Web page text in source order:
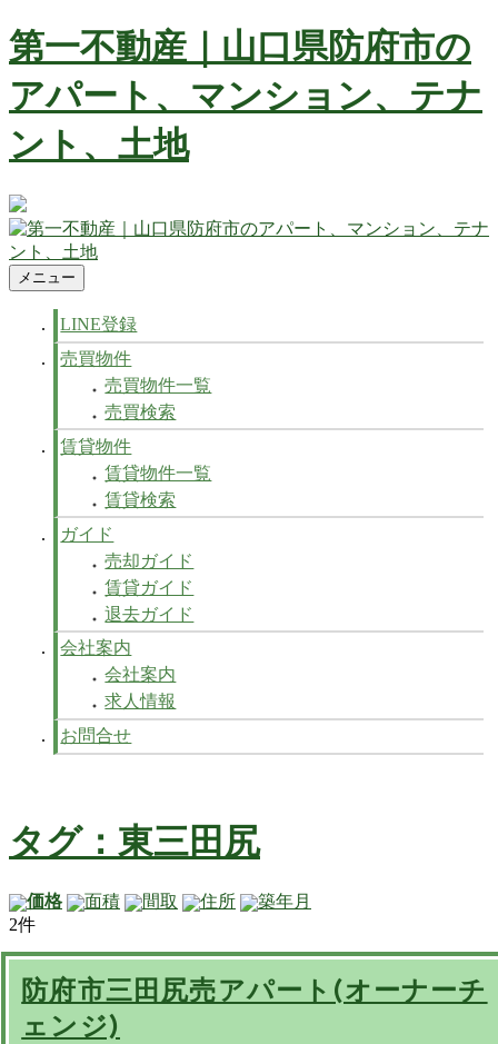
コ
ン
テ
ン
ツ
へ
キ
ッ
プ
第一不動産｜山口県防府市の
アパート、マンション、テナ
ント、土地
防府市の不動産 賃貸、マンション、アパート、テナントなど
不動産の事ならお任せ下さい
第一不動産｜山口県防府市のアパート、マンション、テナン
ト、土地
防府市の不動産 賃貸、マンション、アパート、テナントなど
不動産の事ならお任せ下さい
メニュー
LINE登録
売買物件
売買物件一覧
売買検索
賃貸物件
賃貸物件一覧
賃貸検索
ガイド
売却ガイド
賃貸ガイド
退去ガイド
会社案内
会社案内
求人情報
お問合せ
タグ：東三田尻
価格 面積 間取 住所 築年月
2件
防府市三田尻売アパート(オーナーチ
ェンジ)